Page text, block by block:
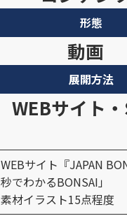
形態
動画
展開方法
WEBサイト
WEBサイト『JAPAN
秒でわかるBONSAI」
素材イラスト15点程度